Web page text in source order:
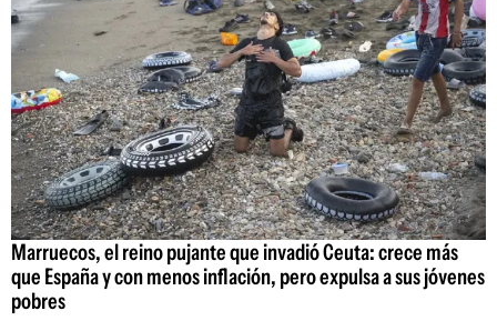
Marruecos, el reino pujante que invadió Ceuta: crece más
que España y con menos inflación, pero expulsa a sus jóvenes
pobres